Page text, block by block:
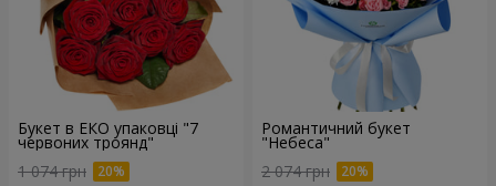
Букет в ЕКО упаковці "7
червоних троянд"
1 074 грн
Романтичний букет
"Небеса"
2 074 грн